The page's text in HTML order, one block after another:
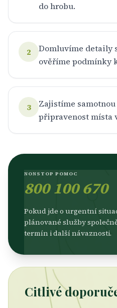
do hrobu.
2
Domluvíme detaily
ověříme podmínky
3
Zajistíme
připravenost místa
NONSTOP POMOC
800 100 670
Pokud jde o urgentní
plánované služby
termín i další návaznosti.
Citlivé